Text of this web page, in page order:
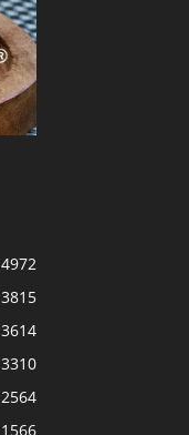
4972
3815
3614
3310
2564
1566